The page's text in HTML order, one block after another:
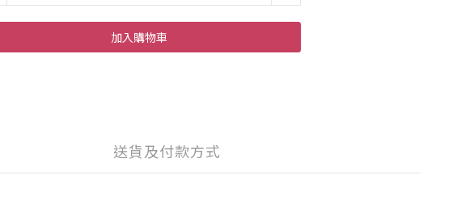
加入購物車
送貨及付款方式